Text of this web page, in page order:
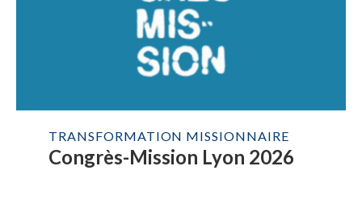
TRANSFORMATION MISSIONNAIRE
Congrès-Mission Lyon 2026